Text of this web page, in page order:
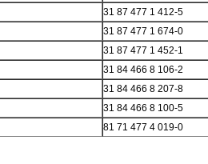
31 87 477 1 412-5
31 87 477 1 674-0
31 87 477 1 452-1
31 84 466 8 106-2
31 84 466 8 207-8
31 84 466 8 100-5
81 71 477 4 019-0